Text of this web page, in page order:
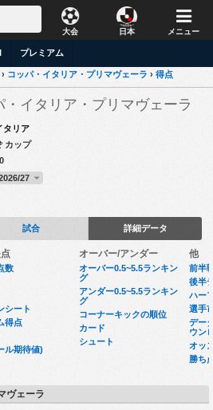
大会 日本 メニュー
プレミアム
› コッパ・イタリア・プリマヴェーラ › 得点
イタリア・プリマヴェーラ
タリア
カップ
27
試合 詳細データ
数
シート
得点
ル期待値)
オーバー/アンダー
オーバー0.5~5.5ランキン
グ
アンダー0.5~5.5ランキン
グ
コーナーキックの順位
カード
シュート
他
前半
後半
ハー
選手
デー
ウン
オッ
勝ち
ヴェーラ